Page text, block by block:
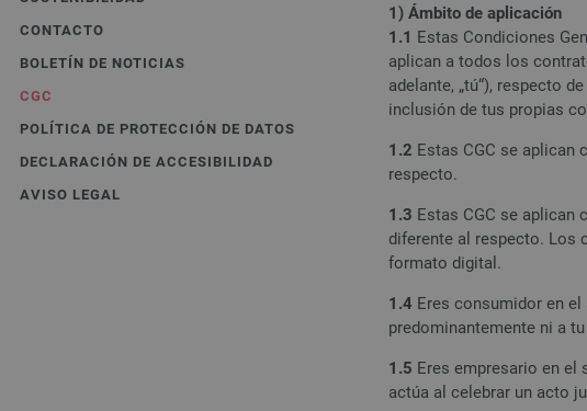
CONTACTO
BOLETÍN DE NOTICIAS
CGC
POLÍTICA DE PROTECCIÓN DE DATOS
DECLARACIÓN DE ACCESIBILIDAD
AVISO LEGAL
1) Ámbito de aplicación
1.1 Estas Condiciones
aplican a todos los
adelante, „tú“), respecto
inclusión de tus propias
1.2 Estas CGC se aplican
respecto.
1.3 Estas CGC se
diferente al respecto. Los
formato digital.
1.4 Eres consumidor en
predominantemente ni a
1.5 Eres empresario en el
actúa al celebrar un acto